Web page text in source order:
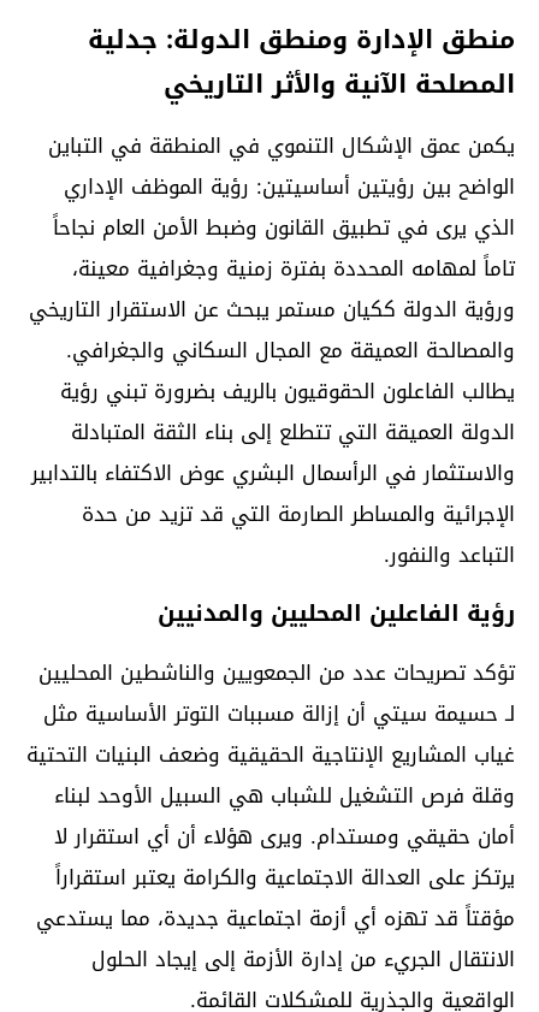
منطق الإدارة ومنطق الدولة: جدلية
المصلحة الآنية والأثر التاريخي
يكمن عمق الإشكال التنموي في المنطقة في التباين
الواضح بين رؤيتين أساسيتين: رؤية الموظف الإداري
الذي يرى في تطبيق القانون وضبط الأمن العام نجاحاً
تاماً لمهامه المحددة بفترة زمنية وجغرافية معينة،
ورؤية الدولة ككيان مستمر يبحث عن الاستقرار التاريخي
والمصالحة العميقة مع المجال السكاني والجغرافي.
يطالب الفاعلون الحقوقيون بالريف بضرورة تبني رؤية
الدولة العميقة التي تتطلع إلى بناء الثقة المتبادلة
والاستثمار في الرأسمال البشري عوض الاكتفاء بالتدابير
الإجرائية والمساطر الصارمة التي قد تزيد من حدة
التباعد والنفور.
رؤية الفاعلين المحليين والمدنيين
تؤكد تصريحات عدد من الجمعويين والناشطين المحليين
لـ حسيمة سيتي أن إزالة مسببات التوتر الأساسية مثل
غياب المشاريع الإنتاجية الحقيقية وضعف البنيات التحتية
وقلة فرص التشغيل للشباب هي السبيل الأوحد لبناء
أمان حقيقي ومستدام. ويرى هؤلاء أن أي استقرار لا
يرتكز على العدالة الاجتماعية والكرامة يعتبر استقراراً
مؤقتاً قد تهزه أي أزمة اجتماعية جديدة، مما يستدعي
الانتقال الجريء من إدارة الأزمة إلى إيجاد الحلول
الواقعية والجذرية للمشكلات القائمة.